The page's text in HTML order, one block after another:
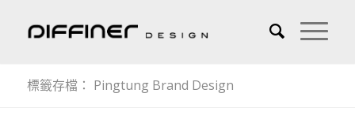
標籤存檔： Pingtung Brand Design